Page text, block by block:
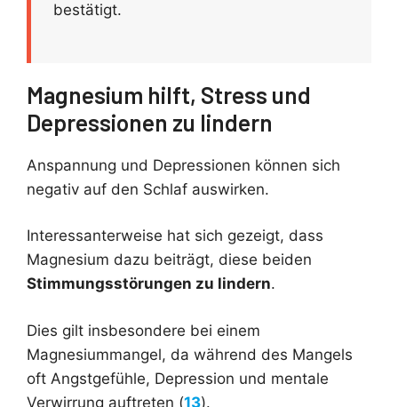
bestätigt.
Magnesium hilft, Stress und
Depressionen zu lindern
Anspannung und Depressionen können sich
negativ auf den Schlaf auswirken.
Interessanterweise hat sich gezeigt, dass
Magnesium dazu beiträgt, diese beiden
Stimmungsstörungen zu lindern.
Dies gilt insbesondere bei einem
Magnesiummangel, da während des Mangels
oft Angstgefühle, Depression und mentale
Verwirrung auftreten (13).